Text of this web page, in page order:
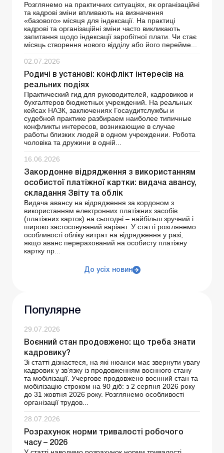
Розглянемо на практичних ситуаціях, як організаційні
та кадрові зміни впливають на визначення
«базового» місяця для індексації. На практиці
кадрові та організаційні зміни часто викликають
запитання щодо індексації заробітної плати. Чи стає
місяць створення нового відділу або його перейме...
02.07.2026
Родичі в установі: конфлікт інтересів на
реальних подіях
Практический гид для руководителей, кадровиков и
бухгалтеров бюджетных учреждений. На реальных
кейсах НАЗК, заключениях Госаудитслужбы и
судебной практике разбираем наиболее типичные
конфликты интересов, возникающие в случае
работы близких людей в одном учреждении. Робота
чоловіка та дружини в одній...
16.06.2026
Закордонне відрядження з використанням
особистої платіжної картки: видача авансу,
складання Звіту та облік
Видача авансу на відрядження за кордоном з
використанням електронних платіжних засобів
(платіжних карток) на сьогодні – найбільш зручний і
широко застосовуваний варіант. У статті розглянемо
особливості обліку витрат на відрядження у разі,
якщо аванс перерахований на особисту платіжну
картку пр...
До усіх новин
Популярне
29.07.2026
Воєнний стан продовжено: що треба знати
кадровику?
Зі статті дізнаєтеся, на які нюанси має звернути увагу
кадровик у зв’язку із продовженням воєнного стану
та мобілізації. Учергове продовжено воєнний стан та
мобілізацію строком на 90 діб: з 2 серпня 2026 року
до 31 жовтня 2026 року. Розглянемо особливості
організації трудов...
28.07.2026
Розрахунок норми тривалості робочого
часу – 2026